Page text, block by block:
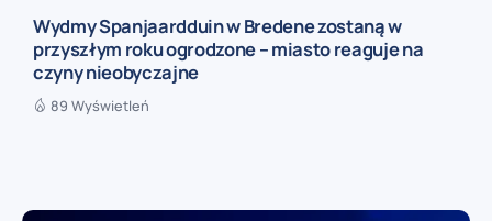
Wydmy Spanjaardduin w Bredene zostaną w
przyszłym roku ogrodzone – miasto reaguje na
czyny nieobyczajne
89 Wyświetleń